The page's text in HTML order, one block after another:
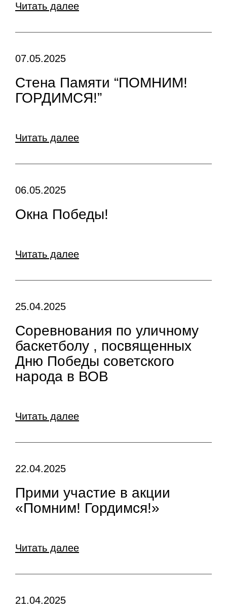
Читать далее
07.05.2025
Стена Памяти “ПОМНИМ!
ГОРДИМСЯ!”
Читать далее
06.05.2025
Окна Победы!
Читать далее
25.04.2025
Соревнования по уличному
баскетболу , посвященных
Дню Победы советского
народа в ВОВ
Читать далее
22.04.2025
Прими участие в акции
«Помним! Гордимся!»
Читать далее
21.04.2025